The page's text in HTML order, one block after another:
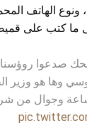
ونوع الهاتف
ما كتب على
صدعوا
وها هو وزير
وجوال من